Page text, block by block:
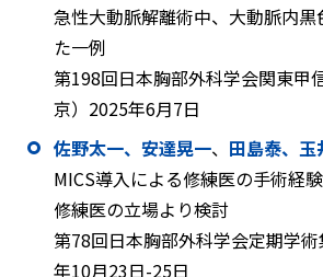
急性大動脈解離術中、大動脈内黒
た一例
第198回日本胸部外科学会関東甲
京）2025年6月7日
佐野太一、 安達晃一、 田島泰、
MICS導入による修練医の手術経
修練医の立場より検討
第78回日本胸部外科学会定期学
年10月23日-25日